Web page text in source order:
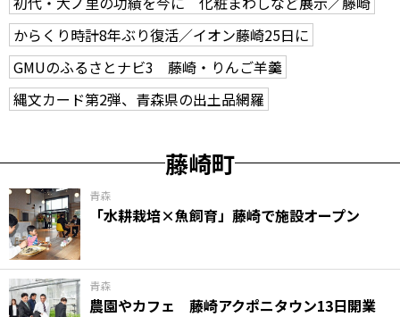
からくり時計8年ぶり復活／イオン藤崎25日に
GMUのふるさとナビ3 藤崎・りんご羊羹
縄文カード第2弾、青森県の出土品網羅
藤崎町
青森
「水耕栽培×魚飼育」藤崎で施設オープン
青森
農園やカフェ 藤崎アクポニタウン13日開業